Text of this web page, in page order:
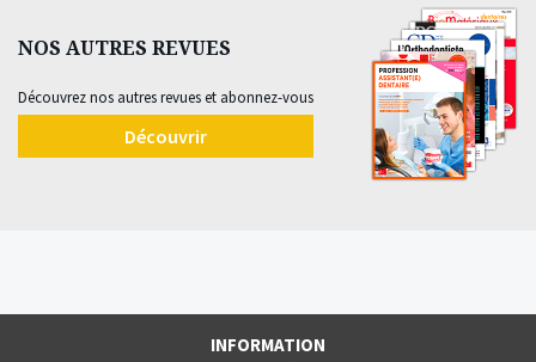
NOS AUTRES REVUES
Découvrez nos autres revues et abonnez-vous
Découvrir
INFORMATION